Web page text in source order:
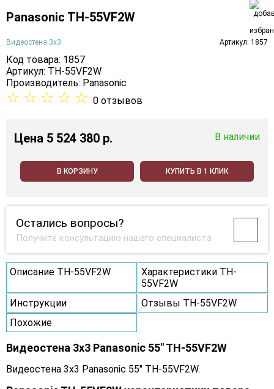
Panasonic TH-55VF2W
Видеостена 3х3 Артикул: 1857
Код товара: 1857
Артикул: TH-55VF2W
Производитель: Panasonic
☆ ☆ ☆ ☆ ☆ 0 отзывов
Цена 5 524 380 p. В наличии
В КОРЗИНУ КУПИТЬ В 1 КЛИК
Остались вопросы?
Получите консультацию нашего специалиста
Описание TH-55VF2W
Характеристики TH-
55VF2W
Инструкции
Отзывы TH-55VF2W
Похожие
Видеостена 3x3 Panasonic 55" TH-55VF2W
Видеостена 3x3 Panasonic 55" TH-55VF2W.